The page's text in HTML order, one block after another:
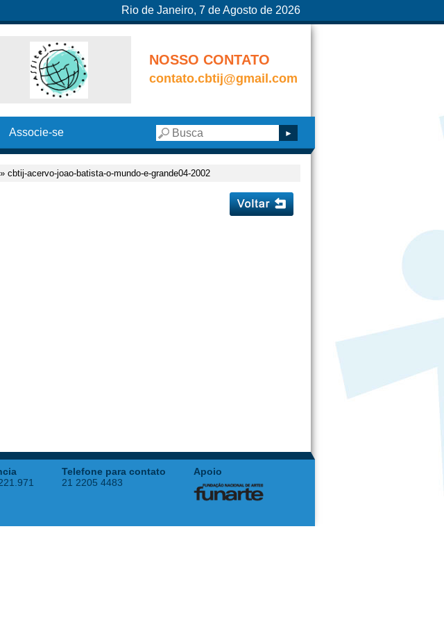
Rio de Janeiro, 7 de Agosto de 2026
NOSSO CONTATO
contato.cbtij@gmail.com
Associe-se
» cbtij-acervo-joao-batista-o-mundo-e-grande04-2002
Telefone para contato
21 2205 4483
Apoio